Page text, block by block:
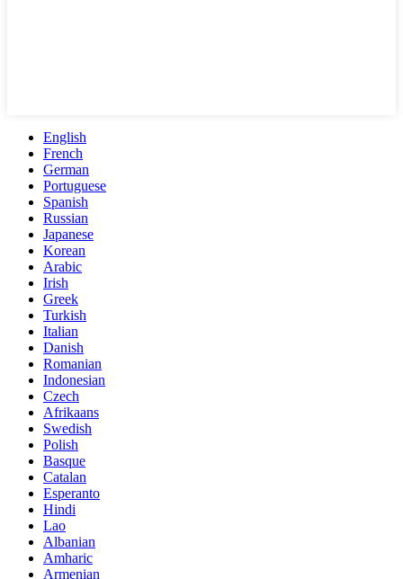
English
French
German
Portuguese
Spanish
Russian
Japanese
Korean
Arabic
Irish
Greek
Turkish
Italian
Danish
Romanian
Indonesian
Czech
Afrikaans
Swedish
Polish
Basque
Catalan
Esperanto
Hindi
Lao
Albanian
Amharic
Armenian